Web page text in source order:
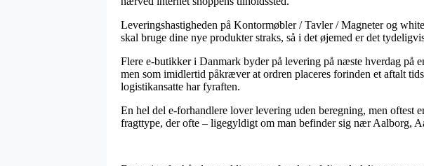
Leveringshastigheden på Kontormøbler / Tavler / Magneter og
skal bruge dine nye produkter straks, så i det øjemed er det
Flere e-butikker i Danmark byder på levering på næste hverdag på
men som imidlertid påkræver at ordren placeres forinden et aftalt
logistikansatte har fyraften.
En hel del e-forhandlere lover levering uden beregning, men oftest
fragttype, der ofte – ligegyldigt om man befinder sig nær Aalborg,